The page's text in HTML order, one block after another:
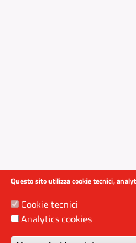
Questo sito utilizza cookie tecnici,
Cookie tecnici
Analytics cookies